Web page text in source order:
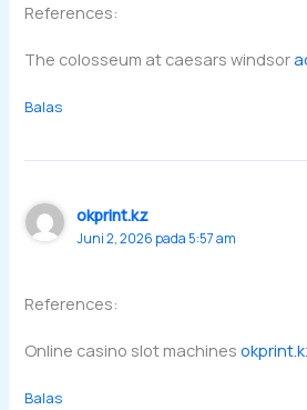
References:
The colosseum at caesars windsor
Balas
okprint.kz
Juni 2, 2026 pada 5:57 am
References:
Online casino slot machines
Balas